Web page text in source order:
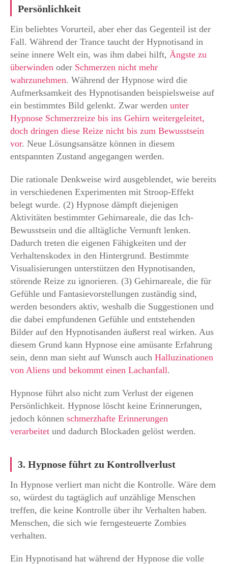
Persönlichkeit
Ein beliebtes Vorurteil, aber eher das Gegenteil ist der
Fall. Während der Trance taucht der Hypnotisand in
seine innere Welt ein, was ihm dabei hilft, Ängste zu
überwinden oder Schmerzen nicht mehr
wahrzunehmen. Während der Hypnose wird die
Aufmerksamkeit des Hypnotisanden beispielsweise auf
ein bestimmtes Bild gelenkt. Zwar werden unter
Hypnose Schmerzreize bis ins Gehirn weitergeleitet,
doch dringen diese Reize nicht bis zum Bewusstsein
vor. Neue Lösungsansätze können in diesem
entspannten Zustand angegangen werden.
Die rationale Denkweise wird ausgeblendet, wie bereits
in verschiedenen Experimenten mit Stroop-Effekt
belegt wurde. (2) Hypnose dämpft diejenigen
Aktivitäten bestimmter Gehirnareale, die das Ich-
Bewusstsein und die alltägliche Vernunft lenken.
Dadurch treten die eigenen Fähigkeiten und der
Verhaltenskodex in den Hintergrund. Bestimmte
Visualisierungen unterstützen den Hypnotisanden,
störende Reize zu ignorieren. (3) Gehirnareale, die für
Gefühle und Fantasievorstellungen zuständig sind,
werden besonders aktiv, weshalb die Suggestionen und
die dabei empfundenen Gefühle und entstehenden
Bilder auf den Hypnotisanden äußerst real wirken. Aus
diesem Grund kann Hypnose eine amüsante Erfahrung
sein, denn man sieht auf Wunsch auch Halluzinationen
von Aliens und bekommt einen Lachanfall.
Hypnose führt also nicht zum Verlust der eigenen
Persönlichkeit. Hypnose löscht keine Erinnerungen,
jedoch können schmerzhafte Erinnerungen
verarbeitet und dadurch Blockaden gelöst werden.
3. Hypnose führt zu Kontrollverlust
In Hypnose verliert man nicht die Kontrolle. Wäre dem
so, würdest du tagtäglich auf unzählige Menschen
treffen, die keine Kontrolle über ihr Verhalten haben.
Menschen, die sich wie ferngesteuerte Zombies
verhalten.
Ein Hypnotisand hat während der Hypnose die volle